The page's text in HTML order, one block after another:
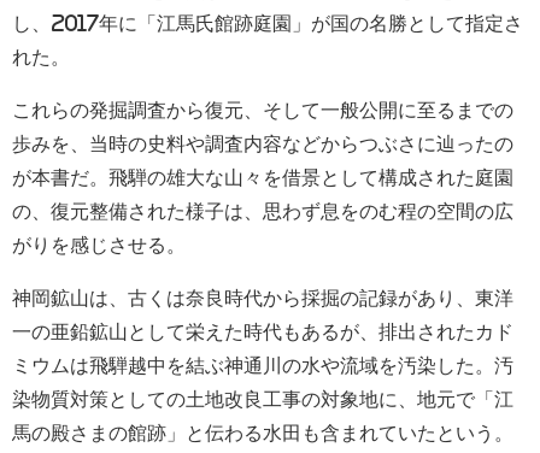
し、2017年に「江馬氏館跡庭園」が国の名勝として指定さ
れた。
これらの発掘調査から復元、そして一般公開に至るまでの
歩みを、当時の史料や調査内容などからつぶさに辿ったの
が本書だ。飛騨の雄大な山々を借景として構成された庭園
の、復元整備された様子は、思わず息をのむ程の空間の広
がりを感じさせる。
神岡鉱山は、古くは奈良時代から採掘の記録があり、東洋
一の亜鉛鉱山として栄えた時代もあるが、排出されたカド
ミウムは飛騨越中を結ぶ神通川の水や流域を汚染した。汚
染物質対策としての土地改良工事の対象地に、地元で「江
馬の殿さまの館跡」と伝わる水田も含まれていたという。